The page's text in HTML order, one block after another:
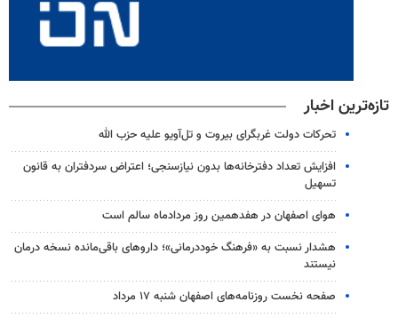
تازه‌ترین اخبار
تحرکات دولت غربگرای بیروت و تل‌آویو علیه حزب الله
افزایش تعداد دفترخانه‌ها بدون نیازسنجی؛ اعتراض سردفتران به قانون
تسهیل
هوای اصفهان در هفدهمین روز مردادماه سالم است
هشدار نسبت به «فرهنگ خوددرمانی»؛ داروهای باقی‌مانده نسخه درمان
نیستند
صفحه نخست روزنامه‌های اصفهان شنبه ۱۷ مرداد